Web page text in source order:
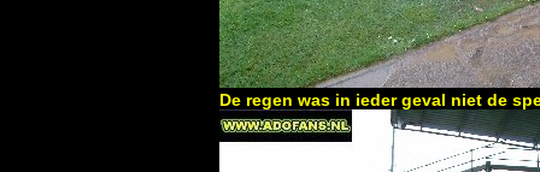
De regen was in ieder geval niet de